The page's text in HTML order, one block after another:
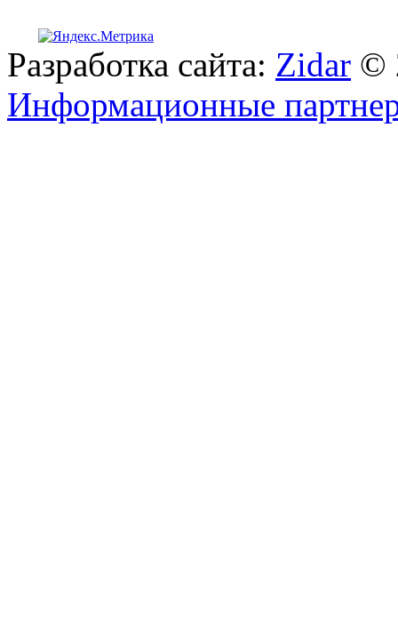
Разработка сайта: Zidar ©
Информационные